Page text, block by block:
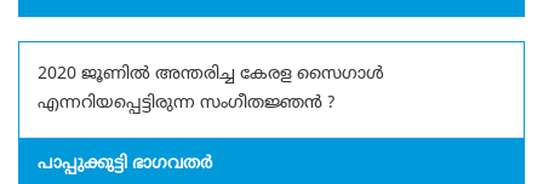
2020 ജൂണിൽ അന്തരിച്ച കേരള സൈഗാൾ
എന്നറിയപ്പെട്ടിരുന്ന സംഗീതജ്ഞൻ ?
പാപ്പുക്കുട്ടി ഭാഗവതർ